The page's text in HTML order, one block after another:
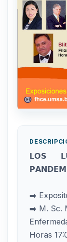
𝗟𝗢𝗦
➡️
➡️ M. Sc.
Horas